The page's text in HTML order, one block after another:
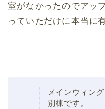
室がなかったのでアッ
っていただけに本当に
メインウィン
別棟です。